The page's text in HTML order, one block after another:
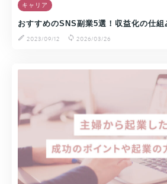
キャリア
おすすめのSNS副業5選！収益化の仕
2023/09/12
2026/03/26